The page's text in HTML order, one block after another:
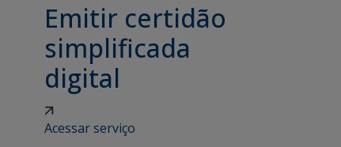
Emitir certidão
simplificada
digital
Acessar serviço